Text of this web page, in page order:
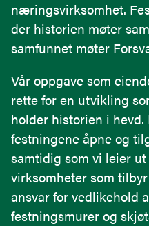
næringsvirksomhet.
der historien møter
samfunnet møter
Vår oppgave som
rette for en utvikling
holder historien i
festningene åpne og
samtidig som vi leier
virksomheter som
ansvar for vedlikehold
festningsmurer og